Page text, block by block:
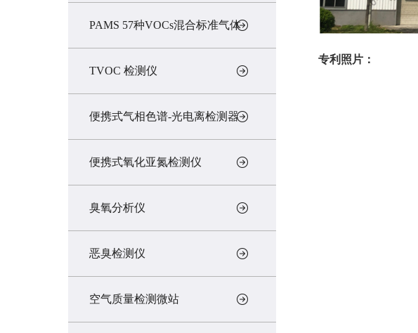
PAMS 57种VOCs混合标准气体
TVOC 检测仪
便携式气相色谱-光电离检测器
便携式氧化亚氮检测仪
臭氧分析仪
恶臭检测仪
空气质量检测微站
专利照片：